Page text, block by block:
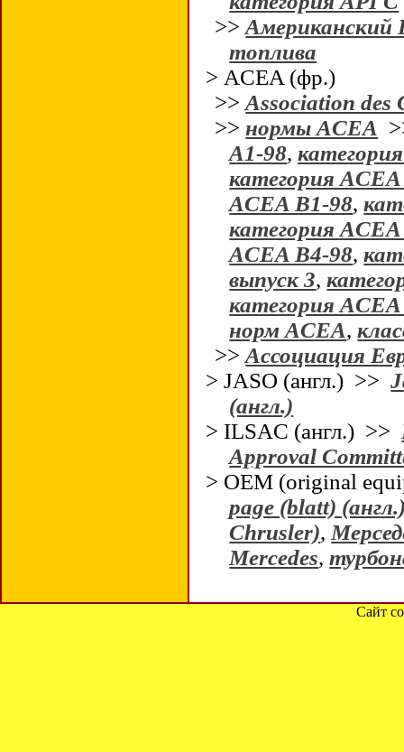
>>
топлива
> ACEA (фр.)
>>Association des
>> нормы ACEA
A1-98,
категория
ACEA B1-98,
категория
ACEA B4-98,
выпуск 3,
категория
норм ACEA,
>>Ассоциация
> JASO (англ.) >>
(англ.)
> ILSAC (англ.) >>
Approval
> OEM (original
page (blatt)
Chrusler),
Mercedes,
Сайт